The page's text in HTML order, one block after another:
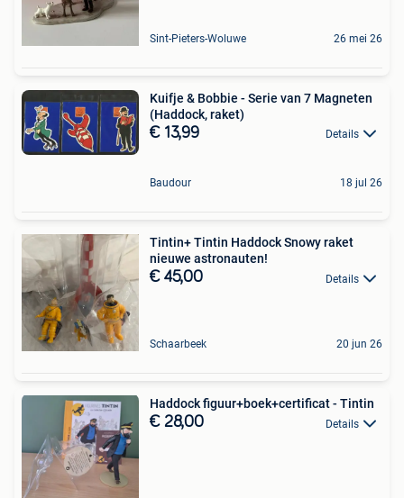
Sint-Pieters-Woluwe 26 mei 26
Kuifje & Bobbie - Serie van 7 Magneten
(Haddock, raket)
€ 13,99 Details
Baudour 18 jul 26
Tintin+ Tintin Haddock Snowy raket
nieuwe astronauten!
€ 45,00 Details
Schaarbeek 20 jun 26
Haddock figuur+boek+certificat - Tintin
€ 28,00 Details